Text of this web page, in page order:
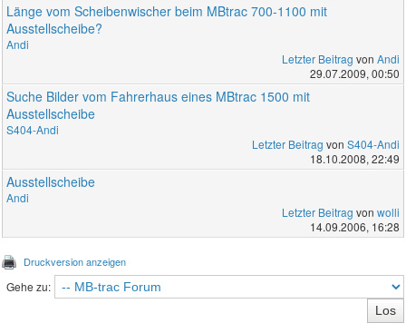
Länge vom Scheibenwischer beim MBtrac 700-1100 mit
Ausstellscheibe?
Andi
Letzter Beitrag von Andi
29.07.2009, 00:50
Suche Bilder vom Fahrerhaus eines MBtrac 1500 mit
Ausstellscheibe
S404-Andi
Letzter Beitrag von S404-Andi
18.10.2008, 22:49
Ausstellscheibe
Andi
Letzter Beitrag von wolli
14.09.2006, 16:28
Druckversion anzeigen
Gehe zu: